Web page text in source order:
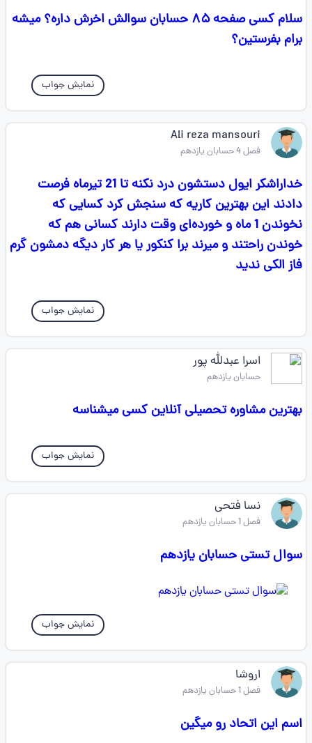
سلام کسی صفحه ۸۵ حسابان سوالش اخرش داره؟ میشه
برام بفرستین؟
نمایش جواب
Ali reza mansouri
فصل 4 حسابان یازدهم
خداراشکر ایول دستشون درد نکنه تا 21 تیرماه فرصت
دادند این بهترین کاریه که سنجش کرد کسایی که
نخوندن 1 ماه و خورده‌ای وقت دارند کسانی هم که
خوندن راحتند و میرند برا کنکور یا هر کار دیگه دمشون گرم
فاز الکی ندید
نمایش جواب
اسرا عبدلله پور
حسابان یازدهم
بهترین مشاوره تحصیلی آنلاین کسی میشناسه
نمایش جواب
نسا فتحی
فصل 1 حسابان یازدهم
سوال تستی حسابان یازدهم
نمایش جواب
اروشا
فصل 1 حسابان یازدهم
اسم این اتحاد رو میگین